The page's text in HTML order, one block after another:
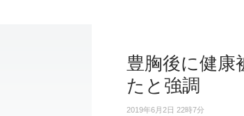
豊胸後に健康
たと強調
2019年6月2日 22時7分